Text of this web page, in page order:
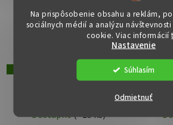
Na prispôsobenie obsahu a reklám,
sociálnych médií a analýzu
cookie. Viac informácií
Nastavenie
Odmietnuť
Súhlasím
kreslo - DECLAN, Hnedá
látka (imitácia kože)
Dostupné(>15 ks)